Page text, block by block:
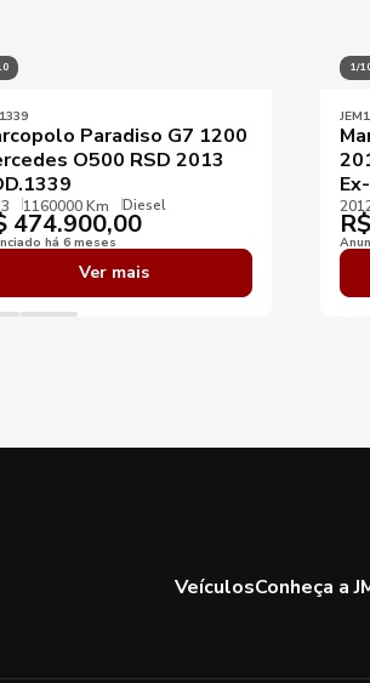
Paradiso G7 1200
O500 RSD 2013
1160000 Km Diesel
474.900,00
há 6 meses
Ver mais
1/
R$
VeículosConheça a